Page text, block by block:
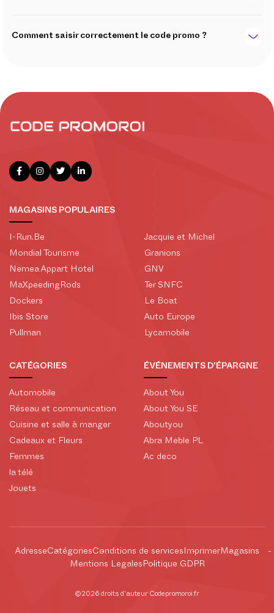
Comment saisir correctement le code promo ?
MAGASINS POPULAIRES
I-Run.Be
Mondial Tourisme
Nemea Appart Hotel
MaXpeedingRods
Dockers
Ibis Store
Pullman
Jacquie et Michel
Granions
GNV
Ter SNFC
Le Boat
Auto Europe
Lycamobile
CATÉGORIES
Automobile
Réseau et communication
Cuisine et salle à manger
Cadeaux et Fleurs
Femmes
la télé
Jouets
ÉVÉNEMENTS D'ÉPARGNE
About You
About You SE
Aboutyou
Abra Meble PL
Ac deco
Adresse Catégories Conditions de services Imprimer Magasins
Mentions Legales Politique GDPR
©2026 droits d'auteur Codepromoroi.fr